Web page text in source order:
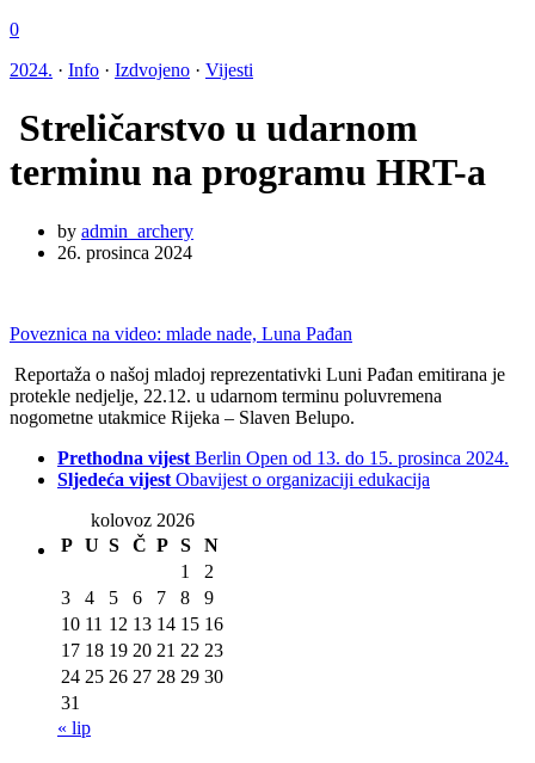
0
2024. · Info · Izdvojeno · Vijesti
Streličarstvo u udarnom
terminu na programu HRT-a
by admin_archery
26. prosinca 2024
Poveznica na video: mlade nade, Luna Pađan
Reportaža o našoj mladoj reprezentativki Luni Pađan emitirana je
protekle nedjelje, 22.12. u udarnom terminu poluvremena
nogometne utakmice Rijeka – Slaven Belupo.
Prethodna vijest Berlin Open od 13. do 15. prosinca 2024.
Sljedeća vijest Obavijest o organizaciji edukacija
kolovoz 2026
P U S Č P S
N
1
2
3
4 5 6 7 8
9
10 11 12 13 14 15 16
17 18 19 20 21 22 23
24 25 26 27 28 29 30
31
« lip